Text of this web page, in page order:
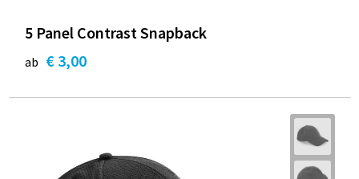
5 Panel Contrast Snapback
ab € 3,00